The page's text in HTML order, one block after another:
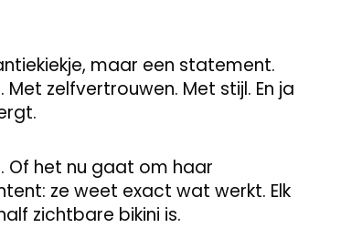
maar een statement.
zelfvertrouwen. Met stijl. En ja
Of het nu gaat om haar
ze weet exact wat werkt. Elk
zichtbare bikini is.